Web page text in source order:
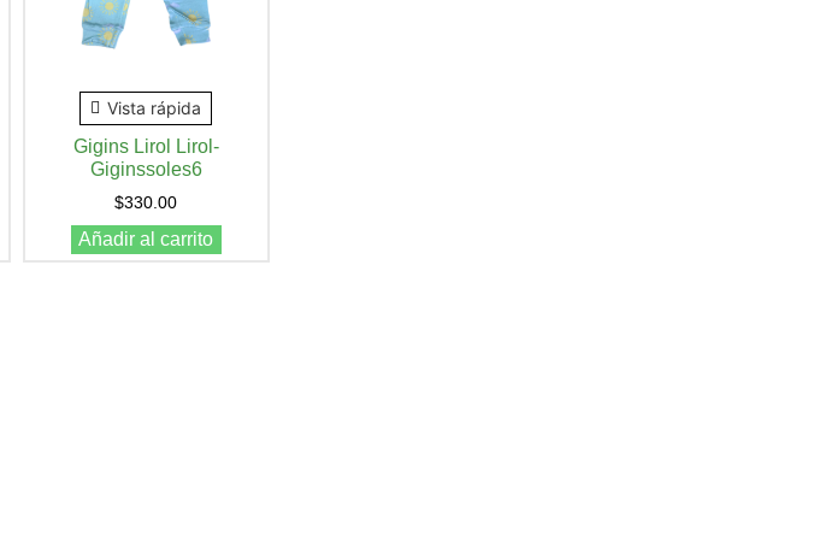
Vista rápida
Gigins Lirol Lirol-
Giginssoles6
$330.00
Añadir al carrito